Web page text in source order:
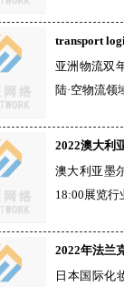
transport
亚洲物流双
陆·空物流
2022澳大利
澳大利亚墨
18:00展览
2022年法兰
日本国际化